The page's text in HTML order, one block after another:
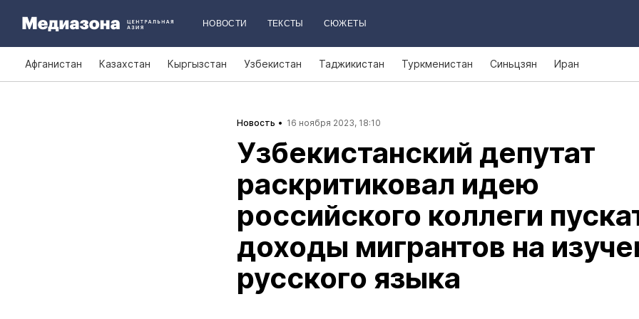
НОВОСТИ ТЕКСТЫ СЮЖЕТЫ
Афганистан Казахстан Кыргызстан Узбекистан Таджикистан Туркменистан Синьцзян Иран
Новость 16 ноября 2023, 18:10
Узбекистанский депутат
раскритиковал идею
российского коллеги
доходы мигрантов на
русского языка